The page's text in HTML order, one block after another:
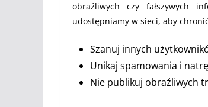
obraźliwych czy fałszywych
udostępniamy w sieci, aby
Szanuj innych
Unikaj spamowania i
Nie publikuj obraźliwych